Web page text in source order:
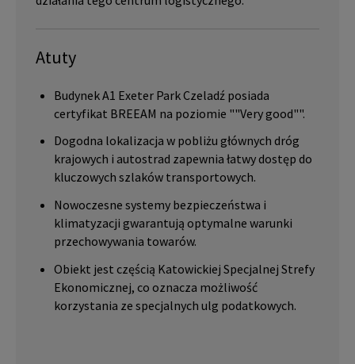
Atuty
Budynek A1 Exeter Park Czeladź posiada
certyfikat BREEAM na poziomie ""Very good"".
Dogodna lokalizacja w pobliżu głównych dróg
krajowych i autostrad zapewnia łatwy dostęp do
kluczowych szlaków transportowych.
Nowoczesne systemy bezpieczeństwa i
klimatyzacji gwarantują optymalne warunki
przechowywania towarów.
Obiekt jest częścią Katowickiej Specjalnej Strefy
Ekonomicznej, co oznacza możliwość
korzystania ze specjalnych ulg podatkowych.